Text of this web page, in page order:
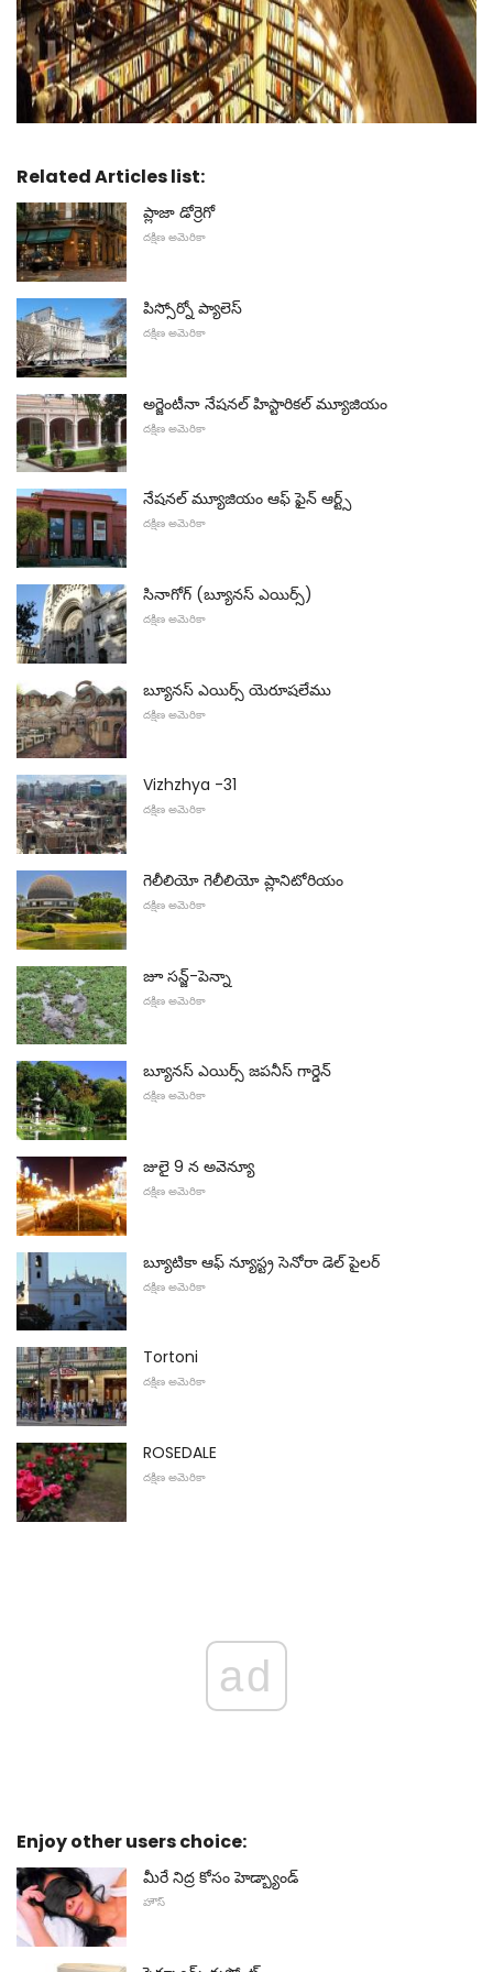
Related Articles list:
ప్లాజా డోర్రెగో
దక్షిణ అమెరికా
పిస్సోర్నో ప్యాలెస్
దక్షిణ అమెరికా
అర్జెంటీనా నేషనల్ హిస్టారికల్ మ్యూజియం
దక్షిణ అమెరికా
నేషనల్ మ్యూజియం ఆఫ్ ఫైన్ ఆర్ట్స్
దక్షిణ అమెరికా
సినాగోగ్ (బ్యూనస్ ఎయిర్స్)
దక్షిణ అమెరికా
బ్యూనస్ ఎయిర్స్ యెరూషలేము
దక్షిణ అమెరికా
Vizhzhya -31
దక్షిణ అమెరికా
గెలీలియో గెలీలియో ప్లానిటోరియం
దక్షిణ అమెరికా
జూ సన్జ్-పెన్నా
దక్షిణ అమెరికా
బ్యూనస్ ఎయిర్స్ జపనీస్ గార్డెన్
దక్షిణ అమెరికా
జులై 9 న అవెన్యూ
దక్షిణ అమెరికా
బ్యూటికా ఆఫ్ న్యూస్ట్ర సెనోరా డెల్ పైలర్
దక్షిణ అమెరికా
Tortoni
దక్షిణ అమెరికా
ROSEDALE
దక్షిణ అమెరికా
ad
Enjoy other users choice:
మీరే నిద్ర కోసం హెడ్బ్యాండ్
హౌస్